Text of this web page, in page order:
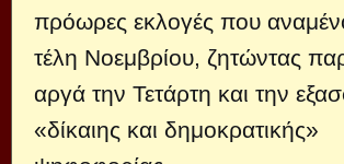
πρόωρες εκλογές που
τέλη Νοεμβρίου, ζητώντας
αργά την Τετάρτη και την
«δίκαιης και δημοκρατικής»